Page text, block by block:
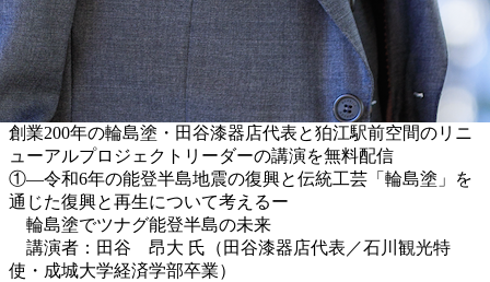
創業200年の輪島塗・田谷漆器店代表と狛江駅前空間のリニ
ューアルプロジェクトリーダーの講演を無料配信
①―令和6年の能登半島地震の復興と伝統工芸「輪島塗」を
通じた復興と再生について考えるー
輪島塗でツナグ能登半島の未来
講演者：田谷 昂大 氏（田谷漆器店代表／石川観光特
使・成城大学経済学部卒業）